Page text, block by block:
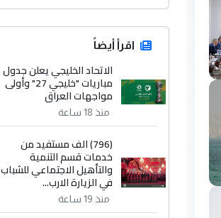
اقرأ أيضاً
الاتحاد الخليجي يعلن جدول
مباريات "خليجي 27" وأولى
مواجهات العراق
منذ 18 ساعة
(796) الف مستفيد من
خدمات قسم التنمية
والتأهيل الاجتماعي للشباب
في الزيارة الارب...
منذ 19 ساعة